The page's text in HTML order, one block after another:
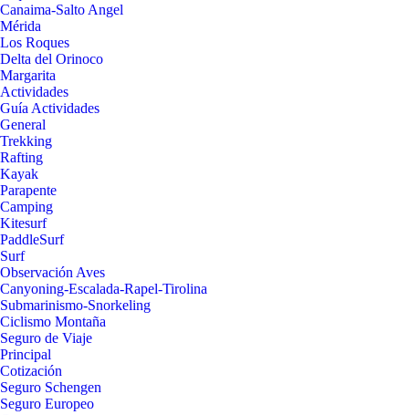
Canaima-Salto Angel
Mérida
Los Roques
Delta del Orinoco
Margarita
Actividades
Guía Actividades
General
Trekking
Rafting
Kayak
Parapente
Camping
Kitesurf
PaddleSurf
Surf
Observación Aves
Canyoning-Escalada-Rapel-Tirolina
Submarinismo-Snorkeling
Ciclismo Montaña
Seguro de Viaje
Principal
Cotización
Seguro Schengen
Seguro Europeo